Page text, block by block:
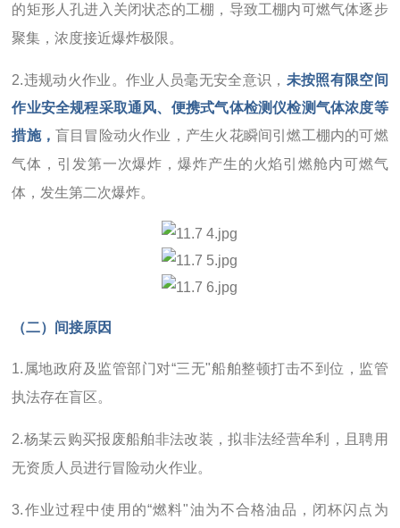
的矩形人孔进入关闭状态的工棚，导致工棚内可燃气体逐步
聚集，浓度接近爆炸极限。
2.违规动火作业。作业人员毫无安全意识， 未按照有限空间
作业安全规程采取通风、 便携式气体检测仪检测气体浓度等
措施，盲目冒险动火作业，产生火花瞬间引燃工棚内的可燃
气体，引发第一次爆炸，爆炸产生的火焰引燃舱内可燃气
体，发生第二次爆炸。
（二）间接原因
1.属地政府及监管部门对“三无"船舶整顿打击不到位，监管
执法存在盲区。
2.杨某云购买报废船舶非法改装，拟非法经营牟利，且聘用
无资质人员进行冒险动火作业。
3.作业过程中使用的“燃料"油为不合格油品，闭杯闪点为